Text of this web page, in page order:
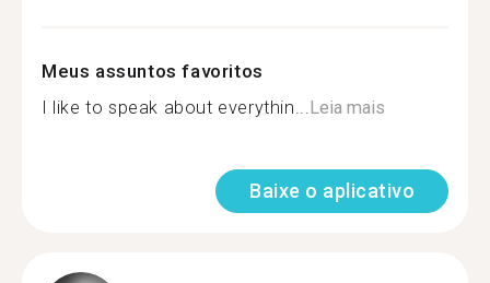
Meus assuntos favoritos
I like to speak about everythin...Leia mais
Baixe o aplicativo